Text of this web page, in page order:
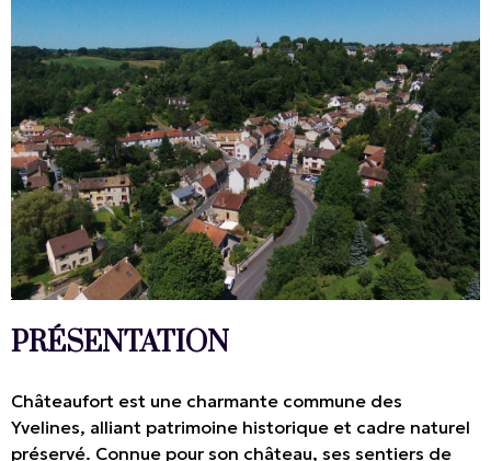
PRÉSENTATION
Châteaufort est une charmante commune des
Yvelines, alliant patrimoine historique et cadre naturel
préservé. Connue pour son château, ses sentiers de